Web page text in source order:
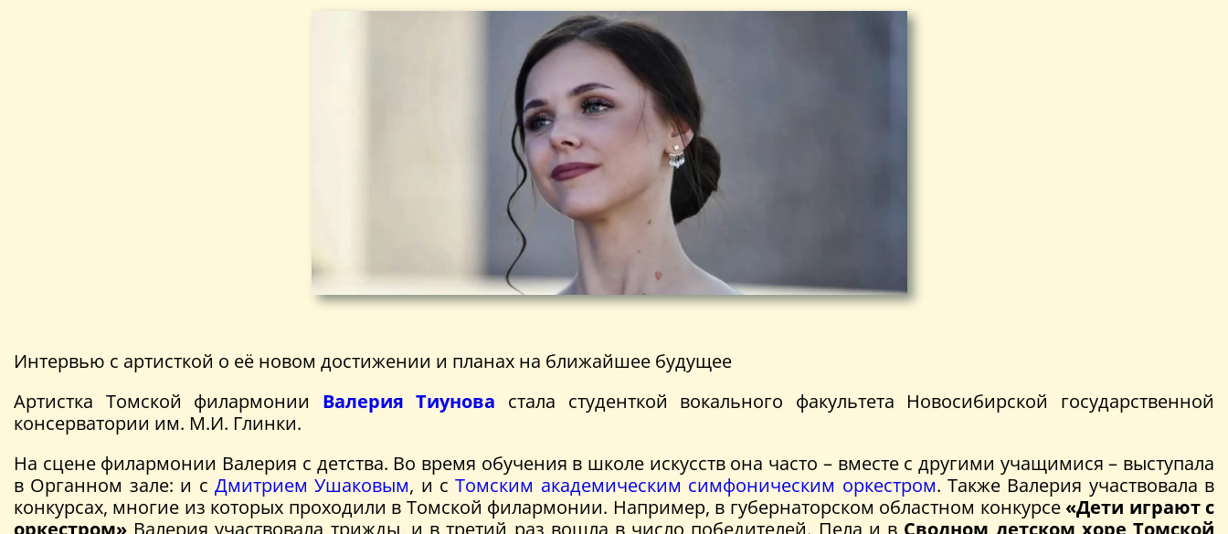
Интервью с артисткой о её новом достижении и планах на ближайшее будущее
Артистка Томской филармонии Валерия Тиунова стала студенткой вокального факультета Новосибирской государственной
консерватории им. М.И. Глинки.
На сцене филармонии Валерия с детства. Во время обучения в школе искусств она часто – вместе с другими учащимися – выступала
в Органном зале: и с Дмитрием Ушаковым, и сТомским академическим симфоническим оркестром. Также Валерия участвовала в
конкурсах, многие из которых проходили в Томской филармонии. Например, в губернаторском областном конкурсе«Дети играют с